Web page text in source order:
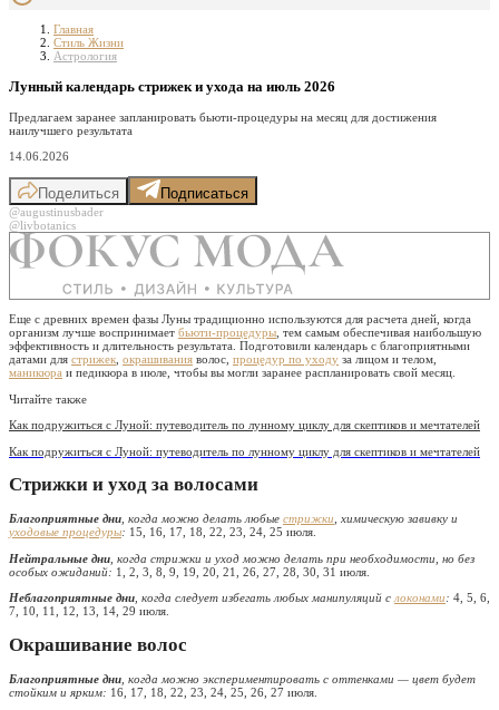
Главная
Стиль Жизни
Астрология
Лунный календарь стрижек и ухода на июль 2026
Предлагаем заранее запланировать бьюти-процедуры на месяц для достижения
наилучшего результата
14.06.2026
Поделиться Подписаться
@augustinusbader
@livbotanics
Еще с древних времен фазы Луны традиционно используются для расчета дней, когда
организм лучше воспринимает бьюти-процедуры , тем самым обеспечивая наибольшую
эффективность и длительность результата. Подготовили календарь с благоприятными
датами для стрижек окрашивания волос, процедур по уходу за лицом и телом,
маникюра и педикюра в июле, чтобы вы могли заранее распланировать свой месяц.
Читайте также
Как подружиться с Луной: путеводитель по лунному циклу для скептиков и мечтателей
Как подружиться с Луной: путеводитель по лунному циклу для скептиков и мечтателей
Стрижки и уход за волосами
Благоприятные дни, когда можно делать любые стрижки, химическую завивку и
уходовые процедуры: 15, 16, 17, 18, 22, 23, 24, 25 июля.
Нейтральные дни , когда стрижки и уход можно делать при необходимости, но без
особых ожиданий: 1, 2, 3, 8, 9, 19, 20, 21, 26, 27, 28, 30, 31 июля.
Неблагоприятные дни, когда следует избегать любых манипуляций слоконами: 4, 5, 6,
7, 10, 11, 12, 13, 14, 29 июля.
Окрашивание волос
Благоприятные дни , когда можно экспериментировать с оттенками — цвет будет
стойким и ярким: 16, 17, 18, 22, 23, 24, 25, 26, 27 июля.